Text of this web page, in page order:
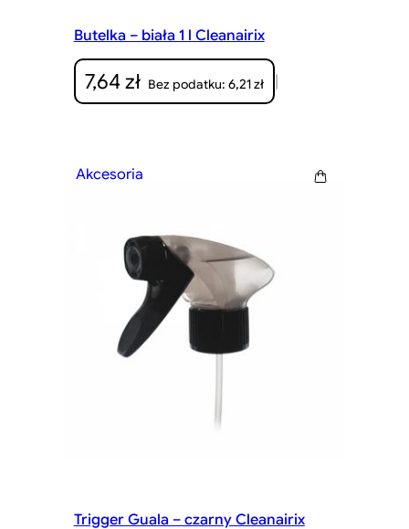
Butelka – biała 1 l Cleanairix
7,64zł Bez podatku: 6,21zł |
Akcesoria
Trigger Guala – czarny Cleanairix